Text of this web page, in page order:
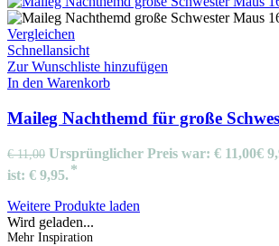
Vergleichen
Schnellansicht
Zur Wunschliste hinzufügen
In den Warenkorb
Maileg Nachthemd für große
€11,00 Ursprünglicher Preis war: € 11,00€
ist: € 9,95.
Weitere Produkte laden
Wird geladen...
Mehr Inspiration